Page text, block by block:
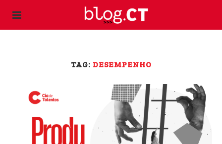
TAG: DESEMPENHO